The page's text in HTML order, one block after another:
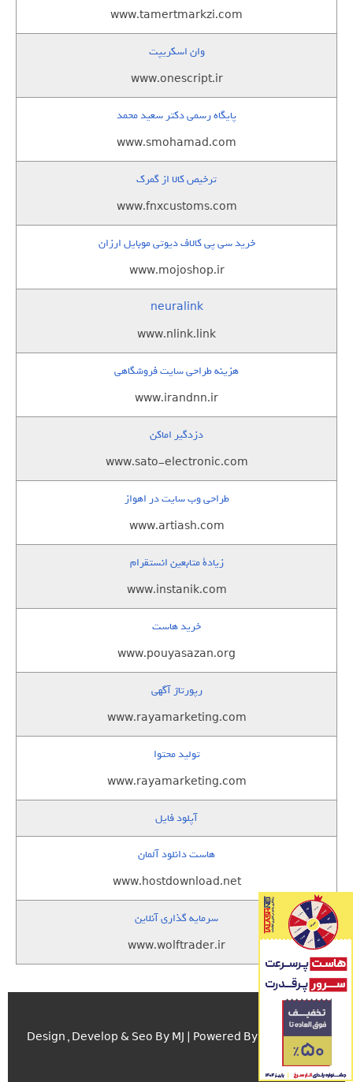
www.tamertmarkzi.com
وان اسکریپت
www.onescript.ir
پایگاه رسمی دکتر سعید محمد
www.smohamad.com
ترخیص کالا از گمرک
www.fnxcustoms.com
خرید سی پی کالاف دیوتی موبایل ارزان
www.mojoshop.ir
neuralink
www.nlink.link
هزینه طراحی سایت فروشگاهی
www.irandnn.ir
دزدگیر اماکن
www.sato-electronic.com
طراحی وب سایت در اهواز
www.artiash.com
زيادة متابعين انستقرام
www.instanik.com
خرید هاست
www.pouyasazan.org
رپورتاژ آگهی
www.rayamarketing.com
تولید محتوا
www.rayamarketing.com
آپلود فایل
هاست دانلود آلمان
www.hostdownload.net
سرمایه گذاری آنلاین
www.wolftrader.ir
Design , Develop & Seo By MJ | Powered By اسکریپت.com